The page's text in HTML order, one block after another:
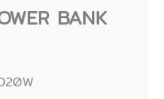
BANK